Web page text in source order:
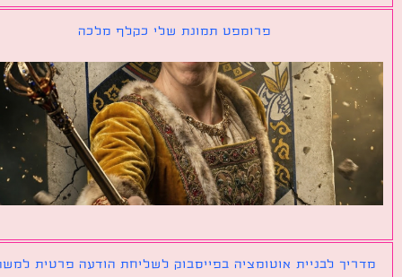
פרומפט תמונת שלי כקלף מלכה
לבניית אוטומציה בפייסבוק לשליחת הודעה פרטית למשתמש